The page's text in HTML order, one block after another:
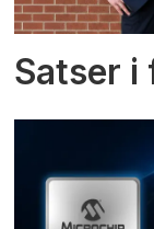
Satser i